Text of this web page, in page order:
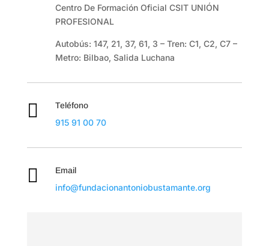
Centro De Formación Oficial CSIT UNIÓN
PROFESIONAL
Autobús: 147, 21, 37, 61, 3 – Tren: C1, C2, C7–
Metro: Bilbao, Salida Luchana
 Teléfono
915 91 00 70
 Email
info@fundacionantoniobustamante.org